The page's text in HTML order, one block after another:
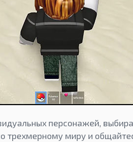
персонажей,
трехмерному миру и